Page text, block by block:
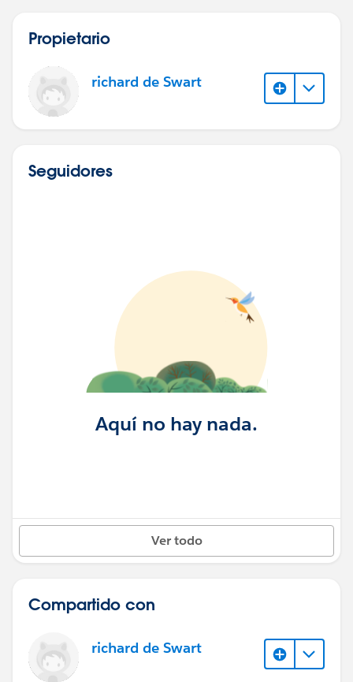
Propietario
richard de Swart
Seguidores
Aquí no hay nada.
Ver todo
Compartido con
richard de Swart